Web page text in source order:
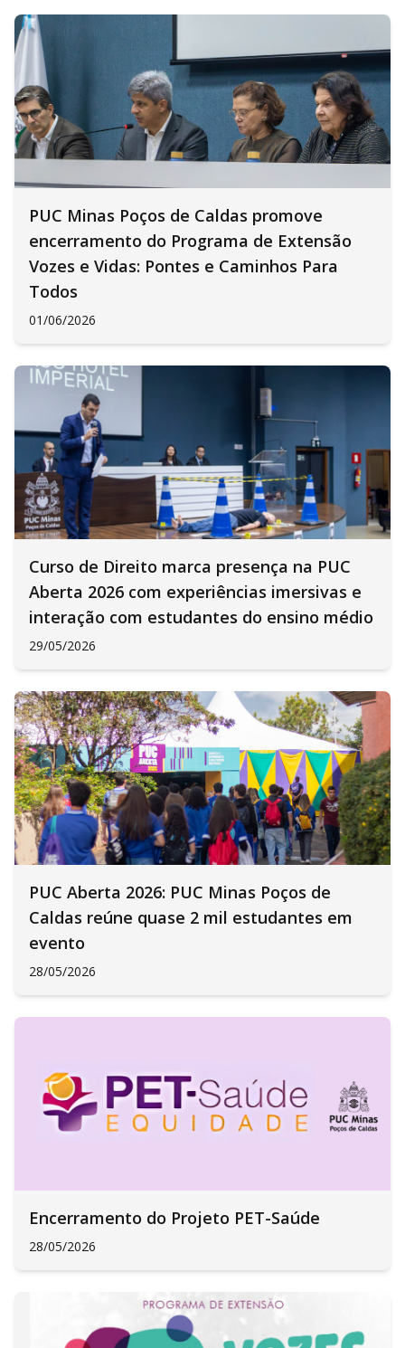
PUC Minas Poços de Caldas promove
encerramento do Programa de Extensão
Vozes e Vidas: Pontes e Caminhos Para
Todos
01/06/2026
Curso de Direito marca presença na PUC
Aberta 2026 com experiências imersivas e
interação com estudantes do ensino médio
29/05/2026
PUC Aberta 2026: PUC Minas Poços de
Caldas reúne quase 2 mil estudantes em
evento
28/05/2026
Encerramento do Projeto PET-Saúde
28/05/2026